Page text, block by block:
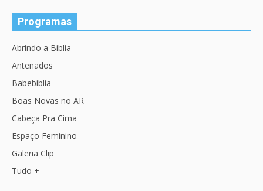
Programas
Abrindo a Bíblia
Antenados
Babebíblia
Boas Novas no AR
Cabeça Pra Cima
Espaço Feminino
Galeria Clip
Tudo +